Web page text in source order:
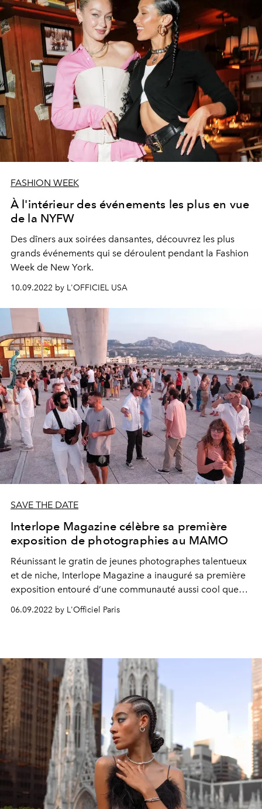
FASHION WEEK
À l'intérieur des événements les plus en vue
de la NYFW
Des dîners aux soirées dansantes, découvrez les plus
grands événements qui se déroulent pendant la Fashion
Week de New York.
10.09.2022 by L'OFFICIEL USA
SAVE THE DATE
Interlope Magazine célèbre sa première
exposition de photographies au MAMO
Réunissant le gratin de jeunes photographes talentueux
et de niche, Interlope Magazine a inauguré sa première
exposition entouré d’une communauté aussi cool que
d’autres noms bien connus du milieu de l’art : ceux du
06.09.2022 by L'Officiel Paris